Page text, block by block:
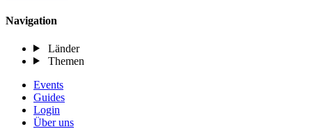
Navigation
Länder
Themen
Events
Guides
Login
Über uns